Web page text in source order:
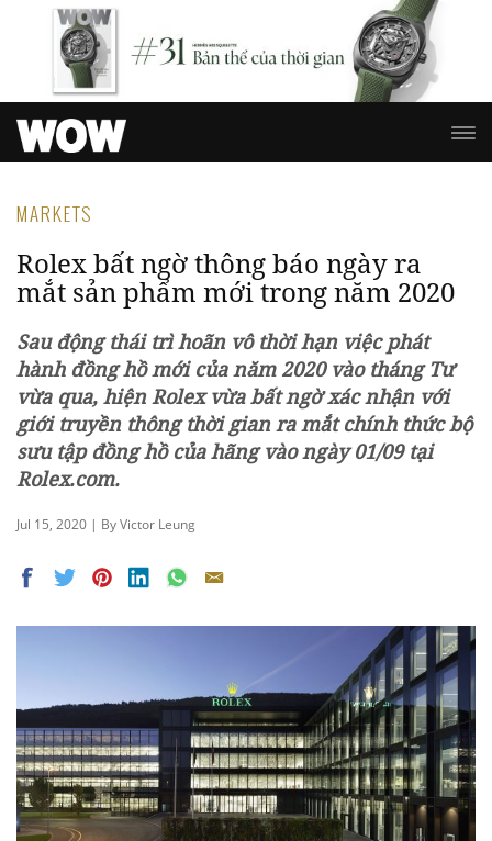
MARKETS
Rolex bất ngờ thông báo ngày ra
mắt sản phẩm mới trong năm 2020
Sau động thái trì hoãn vô thời hạn việc phát
hành đồng hồ mới của năm 2020 vào tháng Tư
vừa qua, hiện Rolex vừa bất ngờ xác nhận với
giới truyền thông thời gian ra mắt chính thức bộ
sưu tập đồng hồ của hãng vào ngày 01/09 tại
Rolex.com.
Jul 15, 2020 | By Victor Leung